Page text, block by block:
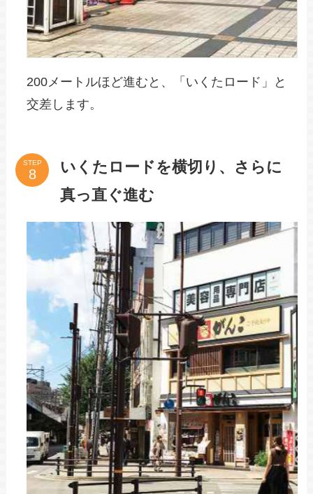
200メートルほど進むと、「いくたロード」と
交差します。
STEP
いくたロードを横切り、さらに
真っ直ぐ進む